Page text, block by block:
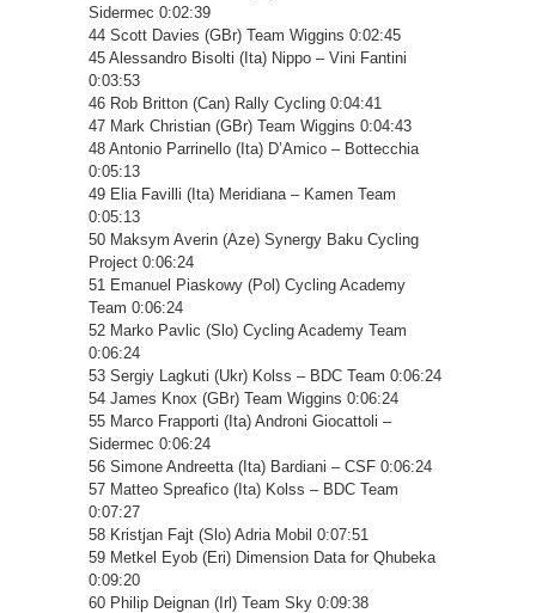
Sidermec 0:02:39
44 Scott Davies (GBr) Team Wiggins 0:02:45
45 Alessandro Bisolti (Ita) Nippo – Vini Fantini
0:03:53
46 Rob Britton (Can) Rally Cycling 0:04:41
47 Mark Christian (GBr) Team Wiggins 0:04:43
48 Antonio Parrinello (Ita) D’Amico – Bottecchia
0:05:13
49 Elia Favilli (Ita) Meridiana – Kamen Team
0:05:13
50 Maksym Averin (Aze) Synergy Baku Cycling
Project 0:06:24
51 Emanuel Piaskowy (Pol) Cycling Academy
Team 0:06:24
52 Marko Pavlic (Slo) Cycling Academy Team
0:06:24
53 Sergiy Lagkuti (Ukr) Kolss – BDC Team 0:06:24
54 James Knox (GBr) Team Wiggins 0:06:24
55 Marco Frapporti (Ita) Androni Giocattoli –
Sidermec 0:06:24
56 Simone Andreetta (Ita) Bardiani – CSF 0:06:24
57 Matteo Spreafico (Ita) Kolss – BDC Team
0:07:27
58 Kristjan Fajt (Slo) Adria Mobil 0:07:51
59 Metkel Eyob (Eri) Dimension Data for Qhubeka
0:09:20
60 Philip Deignan (Irl) Team Sky 0:09:38